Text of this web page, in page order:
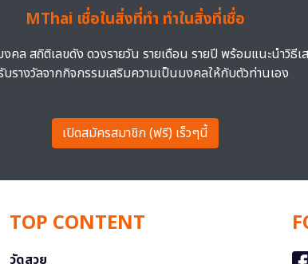
MThai เชื่อในสิ่งที่ทำ ทำในสิ่งที่เชื่อ
งคล สถิติเลขดัง ดวงรายวัน รายเดือน รายปี พร้อมแนะนำวิธีเ
รางวัลจากกิจกรรมเสริมความเป็นมงคลให้กับตัวท่านเอง
เปิดสมัครสมาชิก (ฟรี) เร็วๆนี้
TOP CONTENT
วัดสวย